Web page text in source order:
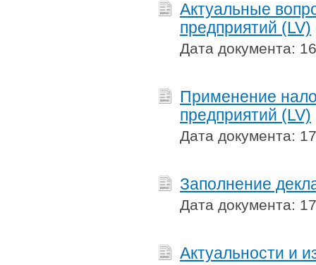
Актуальные
предприятий (LV)
Дата документа:
Применение
предприятий (LV)
Дата документа:
Заполнение
Дата документа:
Актуальности и